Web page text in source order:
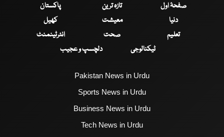
صفحۂ اول تازہ ترین
پاکستان
دنیا
معیشت
کھیل
تعلیم
صحت
انٹرٹینمنٹ
ٹیکنالوجی
دلچسپ و عجیب
Pakistan News in Urdu
Sports News in Urdu
Business News in Urdu
Tech News in Urdu